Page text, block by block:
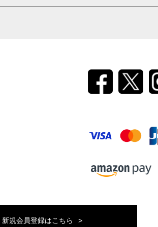
新規会員登録はこちら